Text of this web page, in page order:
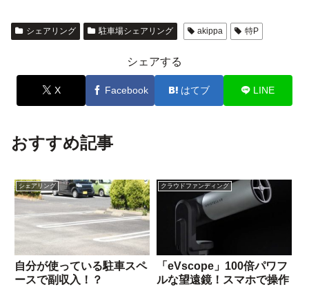
シェアリング 駐車場シェアリング akippa 特P
シェアする
X Facebook はてブ LINE
おすすめ記事
シェアリング
自分が使っている駐車スペ
ースで副収入！？
クラウドファンディング
「eVscope」100倍パワフ
ルな望遠鏡！スマホで操作